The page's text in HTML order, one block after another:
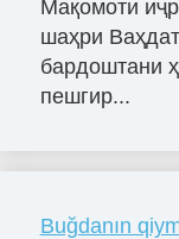
Мақомоти
шаҳри
бардоштани
пешгир...
Buğdanın